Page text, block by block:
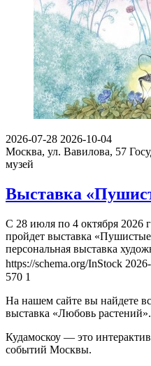
2026-07-28 2026-10-04
Москва, ул. Вавилова, 57
музей
Выставка
С 28 июля по 4 октября 2026
пройдет выставка
персональная выставка
https://schema.org/InStock
570 1
На нашем сайте вы найдете
выставка «Любовь растений».
Кудамоскоу — это
событий Москвы.